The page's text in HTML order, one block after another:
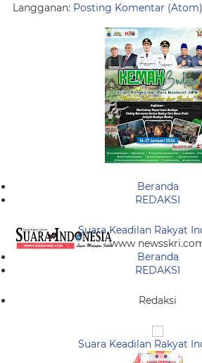
Langganan: Posting Komentar (Atom)
Beranda
REDAKSI
Suara Keadilan Rakyat
www
Beranda
REDAKSI
Redaksi
Suara Keadilan Rakyat